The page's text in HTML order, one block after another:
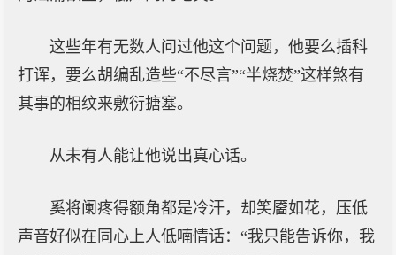
这些年有无数人问过他这个问题，他要么插科
打诨，要么胡编乱造些“不尽言”“半烧焚”这样煞有
其事的相纹来敷衍搪塞。
从未有人能让他说出真心话。
奚将阑疼得额角都是冷汗，却笑靥如花，压低
声音好似在同心上人低喃情话：“我只能告诉你，我